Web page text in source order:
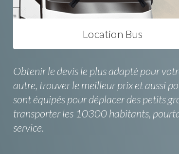
Location Bus
Obtenir le devis le plus adapté pour
autre, trouver le meilleur prix et aussi
sont équipés pour déplacer des petits
transporter les 10300 habitants,
service.